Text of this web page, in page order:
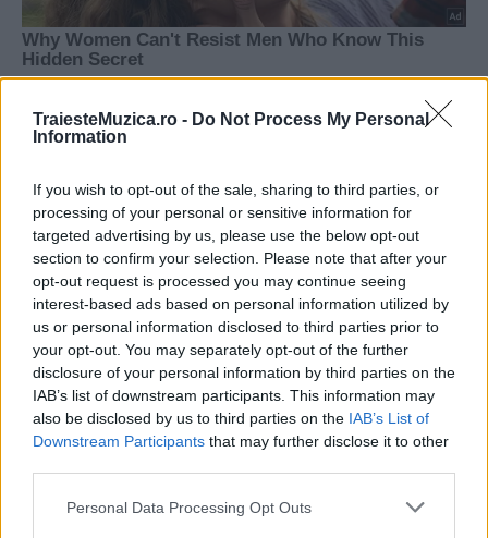
TraiesteMuzica.ro - Do Not Process My Personal
Information
If you wish to opt-out of the sale, sharing to third parties, or
processing of your personal or sensitive information for
targeted advertising by us, please use the below opt-out
section to confirm your selection. Please note that after your
opt-out request is processed you may continue seeing
interest-based ads based on personal information utilized by
us or personal information disclosed to third parties prior to
your opt-out. You may separately opt-out of the further
disclosure of your personal information by third parties on the
IAB’s list of downstream participants. This information may
also be disclosed by us to third parties on the IAB’s List of
Downstream Participants that may further disclose it to other
Please note that this website/app uses one or more Google
Personal Data Processing Opt Outs